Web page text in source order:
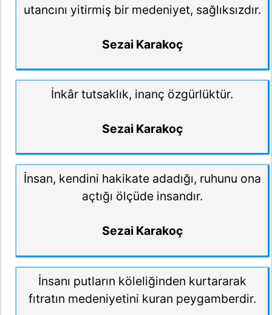
utancını yitirmiş bir medeniyet, sağlıksızdır.
Sezai Karakoç
İnkâr tutsaklık, inanç özgürlüktür.
Sezai Karakoç
İnsan, kendini hakikate adadığı, ruhunu ona
açtığı ölçüde insandır.
Sezai Karakoç
İnsanı putların köleliğinden kurtararak
fıtratın medeniyetini kuran peygamberdir.